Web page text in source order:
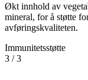
Økt innhold av
mineral, for å støtte
avføringskvaliteten.
Immunitetsstøtte
3 /3